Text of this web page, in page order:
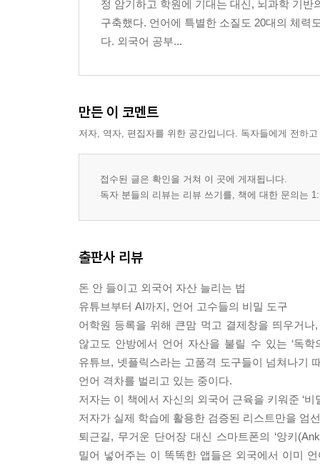
정 암기하고 학원에 기대는 대신, 뇌과학 기반
구축했다. 언어에 특별한 소질도 20대의 체력
다. 외국어 공부...
만든 이 코멘트
저자, 역자, 편집자를 위한 공간입니다. 독자들에게 전하
접수된 글은 확인을 거쳐 이 곳에 게재됩니다.
독자 분들의 리뷰는 리뷰 쓰기를, 책에 대한 문의는
출판사 리뷰
돈 안 들이고 외국어 자산 늘리는 법
유튜브부터 AI까지, 언어 고수들의 비밀 도구
어학원 등록을 위해 큰맘 먹고 결제창을 띄우거
않고도 안방에서 언어 자산을 불릴 수 있는 ‘독
유튜브, 넷플릭스라는 고품격 도구들이 넘쳐나기
언어 격차를 벌리고 있는 중이다.
저자는 이 책에서 자신의 외국어 근육을 키워준 ‘
저자가 실제 학습에 활용한 검증된 리스트만을 엄
퇴근길, 무거운 단어장 대신 스마트폰의 ‘앙키
밀어 넣어주는 이 똑똑한 앱들은 외국에서 이미